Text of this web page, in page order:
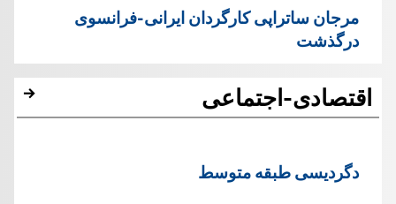
مرجان ساتراپی کارگردان ایرانی-فرانسوی
درگذشت
اقتصادی-اجتماعی
دگردیسی طبقه متوسط